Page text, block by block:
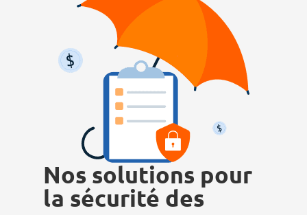
Nos solutions pour
la sécurité des